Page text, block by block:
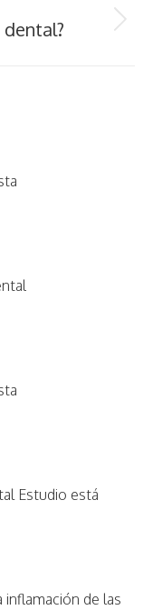
Estudio está
de las